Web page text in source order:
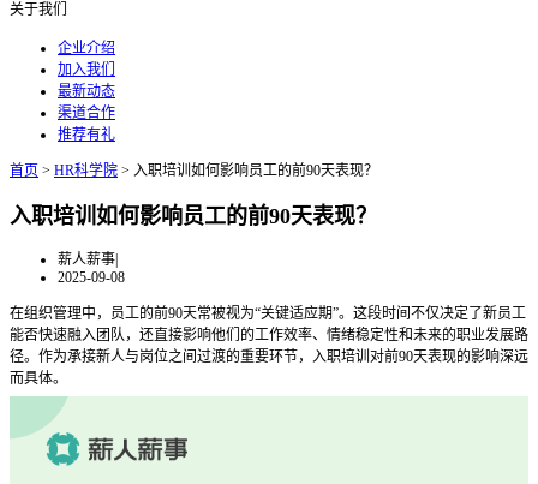
关于我们
企业介绍
加入我们
最新动态
渠道合作
推荐有礼
首页 > HR科学院 > 入职培训如何影响员工的前90天表现？
入职培训如何影响员工的前90天表现？
薪人薪事|
2025-09-08
在组织管理中，员工的前90天常被视为“关键适应期”。这段时间不仅决定了新员工
能否快速融入团队，还直接影响他们的工作效率、情绪稳定性和未来的职业发展路
径。作为承接新人与岗位之间过渡的重要环节，入职培训对前90天表现的影响深远
而具体。